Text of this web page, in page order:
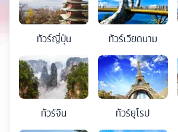
ทัวร์ญี่ปุ่น ทัวร์เวียดนาม
ทัวร์จีน ทัวร์ยุโรป